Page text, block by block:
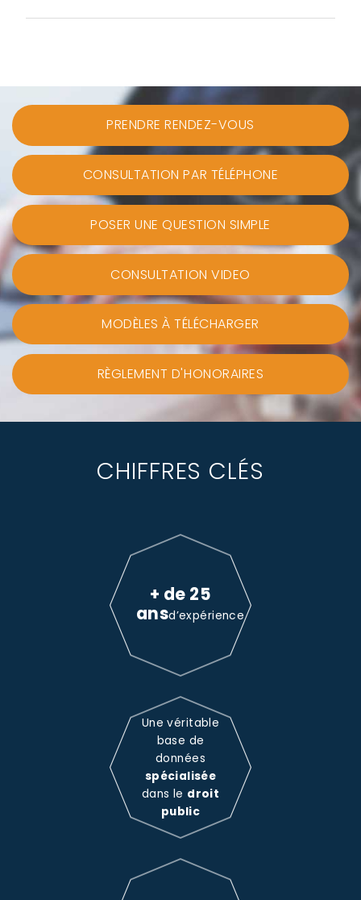
PRENDRE RENDEZ-VOUS
CONSULTATION PAR TÉLÉPHONE
POSER UNE QUESTION SIMPLE
CONSULTATION VIDEO
MODÈLES À TÉLÉCHARGER
RÈGLEMENT D'HONORAIRES
CHIFFRES CLÉS
+ de 25
ansd’expérience
Une véritable
base de
données
spécialisée
dans le droit
public